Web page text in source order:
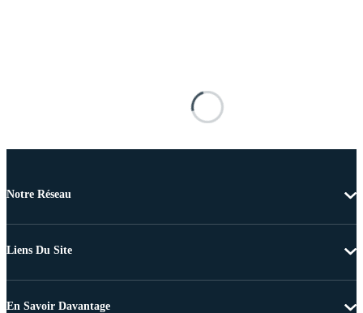
Notre Réseau
Liens Du Site
En Savoir Davantage